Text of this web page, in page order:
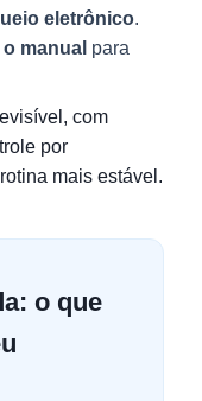
eletrônico.
manual para
com
por
mais estável.
o que